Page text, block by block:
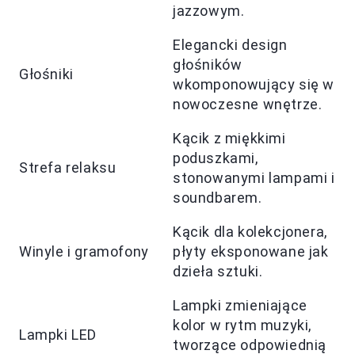
jazzowym.
Głośniki
Elegancki design
głośników
wkomponowujący się w
nowoczesne wnętrze.
Strefa relaksu
Kącik z miękkimi
poduszkami,
stonowanymi lampami i
soundbarem.
Winyle i gramofony
Kącik dla kolekcjonera,
płyty eksponowane jak
dzieła sztuki.
Lampki LED
Lampki zmieniające
kolor w rytm muzyki,
tworzące odpowiednią